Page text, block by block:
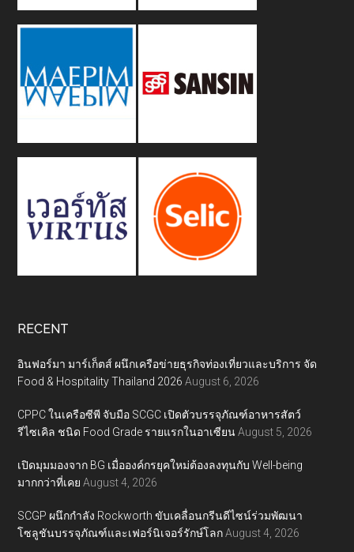
RECENT
อินฟอร์มา มาร์เก็ตส์ ผนึกเครือข่ายธุรกิจท่องเที่ยวและบริการ จัด
Food & Hospitality Thailand 2026 August 6, 2026
CPPC ในเครือซีพี จับมือ SCGC เปิดตัวบรรจุภัณฑ์อาหารสัตว์
รีไซเคิล ชนิด Food Grade รายแรกในอาเซียน August 5, 2026
เปิดมุมมองจาก BG เมื่อองค์กรยุคใหม่ต้องลงทุนกับ Well-being
มากกว่าที่เคย August 4, 2026
SCGP ผนึกกำลัง Rockworth ขับเคลื่อนกรีนดีไซน์ร่วมพัฒนา
โซลูชันบรรจุภัณฑ์และเฟอร์นิเจอร์รักษ์โลก August 4, 2026